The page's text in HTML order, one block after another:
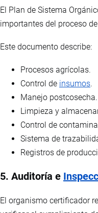
El Plan de Sistema
importantes del proceso
Este documento describe:
Procesos agrícolas.
Control de insumos.
Manejo postcosecha.
Limpieza y
Control de
Sistema de
Registros de
5. Auditoría e
El organismo certificador